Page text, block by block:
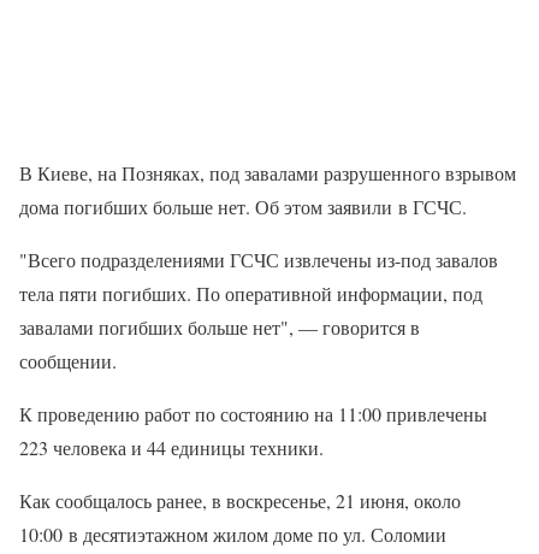
В Киеве, на Позняках, под завалами разрушенного взрывом
дома погибших больше нет. Об этом заявили в ГСЧС.
"Всего подразделениями ГСЧС извлечены из-под завалов
тела пяти погибших. По оперативной информации, под
завалами погибших больше нет", — говорится в
сообщении.
К проведению работ по состоянию на 11:00 привлечены
223 человека и 44 единицы техники.
Как сообщалось ранее, в воскресенье, 21 июня, около
10:00 в десятиэтажном жилом доме по ул. Соломии